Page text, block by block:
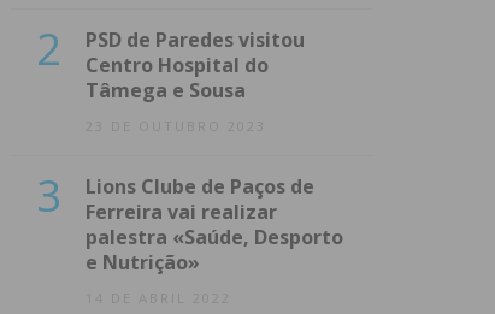
2
PSD de Paredes visitou
Centro Hospital do
Tâmega e Sousa
23 DE OUTUBRO 2023
3
Lions Clube de Paços de
Ferreira vai realizar
palestra «Saúde, Desporto
e Nutrição»
14 DE ABRIL 2022